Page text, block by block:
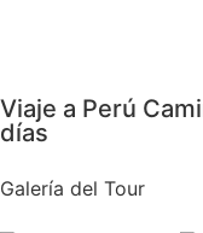
Viaje a Perú
días
Galería del Tour